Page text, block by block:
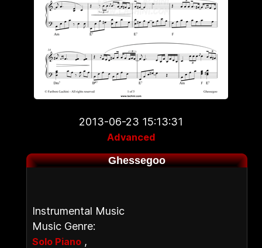
2013-06-23 15:13:31
Advanced
Ghessegoo
Instrumental Music
Music Genre:
Solo Piano ,